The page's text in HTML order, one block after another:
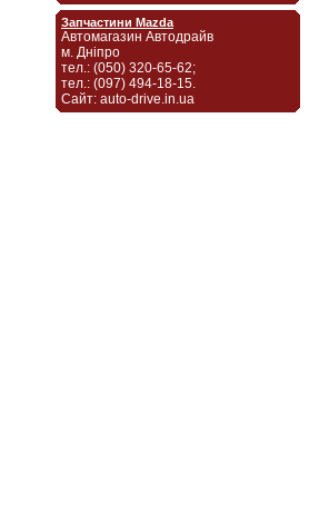
Запчастини Mazda
Автомагазин Автодрайв
м. Дніпро
тел.: (050) 320-65-62;
тел.: (097) 494-18-15.
Сайт: auto-drive.in.ua